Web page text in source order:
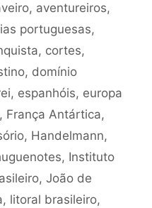
, aventureiros,
portuguesas,
, cortes,
, domínio
, espanhóis, europa
, França Antártica,
, Handelmann,
, Instituto
, João de
, litoral brasileiro,